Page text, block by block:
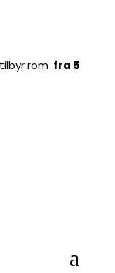
rom fra 5